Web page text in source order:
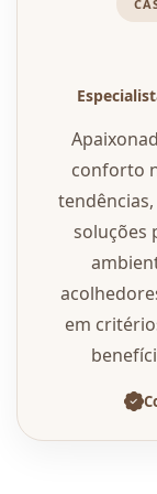
conforto
soluções
em